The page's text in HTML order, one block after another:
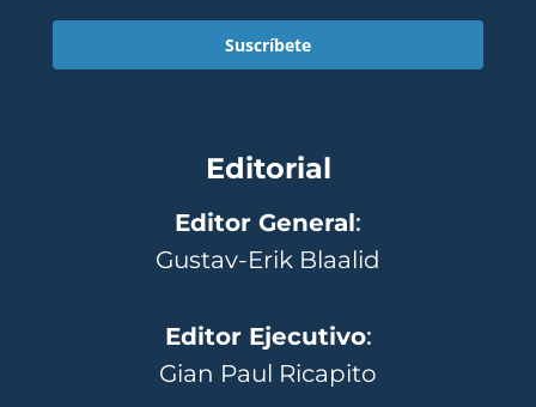
Suscríbete
Editorial
Editor General:
Gustav-Erik Blaalid
Editor Ejecutivo:
Gian Paul Ricapito